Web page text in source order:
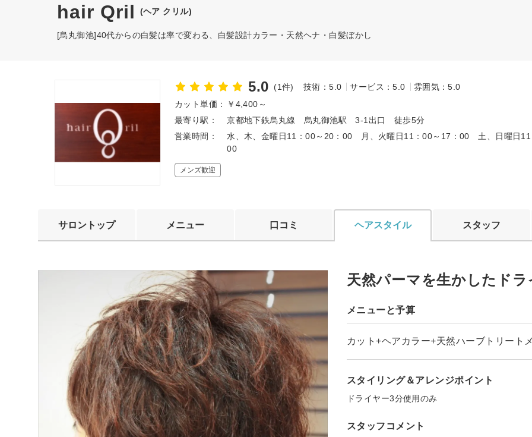
hair Qril (ヘア クリル)
[烏丸御池]40代からの白髪は率で変わる、白髪設計カラー・天然ヘナ・白髪ぼかし
5.0 (1件) 技術：5.0 サービス：5.0
雰囲気：5.0
カット単価：
￥4,400～
最寄り駅：
京都地下鉄烏丸線 烏丸御池駅 3-1出口 徒歩5分
営業時間：
水、木、金曜日11：00～20：00 月、火曜日11：00～17：00 土、日曜日11
00
メンズ歓迎
サロントップ メニュー 口コミ ヘアスタイル スタッフ
天然パーマを生かしたド
メニューと予算
カット+ヘアカラー+天然ハーブトリート
スタイリング＆アレンジポイント
ドライヤー3分使用のみ
スタッフコメント